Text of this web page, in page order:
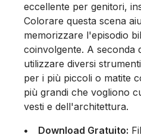
eccellente per genitori,
Colorare questa scena
memorizzare l'episodio
coinvolgente. A seconda
utilizzare diversi
per i più piccoli o matite
più grandi che vogliono
vesti e dell'architettura.
Download Gratuito: